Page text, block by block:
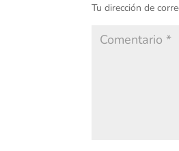
Tu dirección de